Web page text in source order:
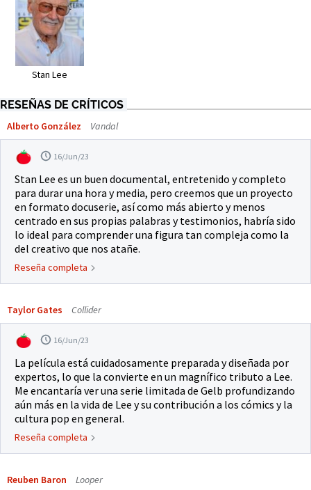
Stan Lee
RESEÑAS DE CRÍTICOS
Alberto González Vandal
16/Jun/23
Stan Lee es un buen documental, entretenido y completo
para durar una hora y media, pero creemos que un proyecto
en formato docuserie, así como más abierto y menos
centrado en sus propias palabras y testimonios, habría sido
lo ideal para comprender una figura tan compleja como la
del creativo que nos atañe.
Reseña completa
Taylor Gates Collider
16/Jun/23
La película está cuidadosamente preparada y diseñada por
expertos, lo que la convierte en un magnífico tributo a Lee.
Me encantaría ver una serie limitada de Gelb profundizando
aún más en la vida de Lee y su contribución a los cómics y la
cultura pop en general.
Reseña completa
Reuben Baron Looper